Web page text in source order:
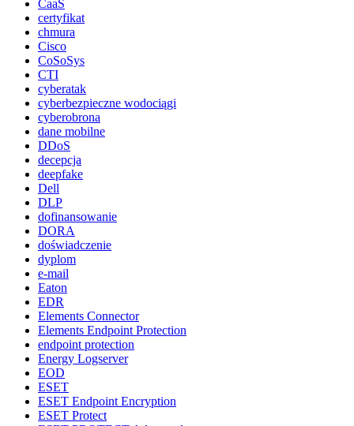
CaaS
certyfikat
chmura
Cisco
CoSoSys
CTI
cyberatak
cyberbezpieczne wodociągi
cyberobrona
dane mobilne
DDoS
decepcja
deepfake
Dell
DLP
dofinansowanie
DORA
doświadczenie
dyplom
e-mail
Eaton
EDR
Elements Connector
Elements Endpoint Protection
endpoint protection
Energy Logserver
EOD
ESET
ESET Endpoint Encryption
ESET Protect